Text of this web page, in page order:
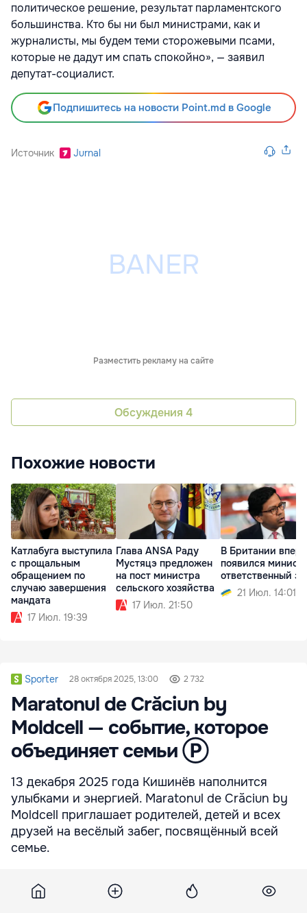
политическое решение, результат парламентского
большинства. Кто бы ни был министрами, как и
журналисты, мы будем теми сторожевыми псами,
которые не дадут им спать спокойно», — заявил
депутат-социалист.
Подпишитесь на новости Point.md в Google
Источник Jurnal
Разместить рекламу на сайте
Обсуждения 4
Похожие новости
Катлабуга выступила
с прощальным
обращением по
случаю завершения
мандата
17 Июл. 19:39
Глава ANSA Раду
Мустяцэ предложен
на пост министра
сельского хозяйства
17 Июл. 21:50
В Британии
появился
ответственный
21 Июл. 14:01
Sporter 28 октября 2025, 13:00 2 732
Maratonul de Crăciun by
Moldcell — событие, которое
объединяет семьи Ⓟ
13 декабря 2025 года Кишинёв наполнится
улыбками и энергией. Maratonul de Crăciun by
Moldcell приглашает родителей, детей и всех
друзей на весёлый забег, посвящённый всей
семье.